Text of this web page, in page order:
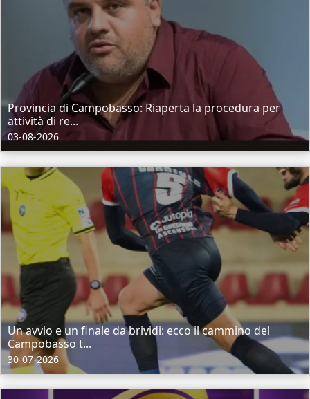
Provincia di Campobasso: Riaperta la procedura per
attività di re...
03-08-2026
Un avvio e un finale da brividi: ecco il cammino del
Campobasso t...
30-07-2026